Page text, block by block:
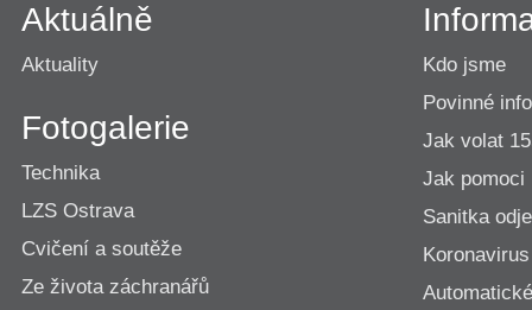
Aktuálně
Aktuality
Fotogalerie
Technika
LZS Ostrava
Cvičení a soutěže
Ze života záchranářů
Kdo jsme
Povinné
Jak volat
Jak pomoci
Sanitka
Koronavirus